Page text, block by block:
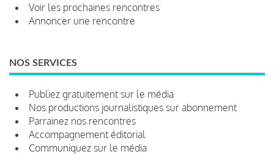
Voir les prochaines rencontres
Annoncer une rencontre
NOS SERVICES
Publiez gratuitement sur le média
Nos productions journalistiques sur abonnement
Parrainez nos rencontres
Accompagnement éditorial
Communiquez sur le média